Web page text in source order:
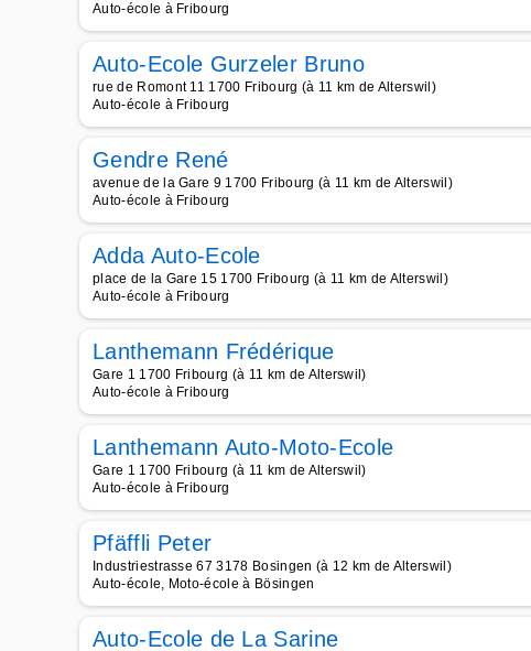
Auto-école à Fribourg
Auto-Ecole Gurzeler Bruno
rue de Romont 11 1700 Fribourg (à 11 km de Alterswil)
Auto-école à Fribourg
Gendre René
avenue de la Gare 9 1700 Fribourg (à 11 km de Alterswil)
Auto-école à Fribourg
Adda Auto-Ecole
place de la Gare 15 1700 Fribourg (à 11 km de Alterswil)
Auto-école à Fribourg
Lanthemann Frédérique
Gare 1 1700 Fribourg (à 11 km de Alterswil)
Auto-école à Fribourg
Lanthemann Auto-Moto-Ecole
Gare 1 1700 Fribourg (à 11 km de Alterswil)
Auto-école à Fribourg
Pfäffli Peter
Industriestrasse 67 3178 Bosingen (à 12 km de Alterswil)
Auto-école, Moto-école à Bösingen
Auto-Ecole de La Sarine